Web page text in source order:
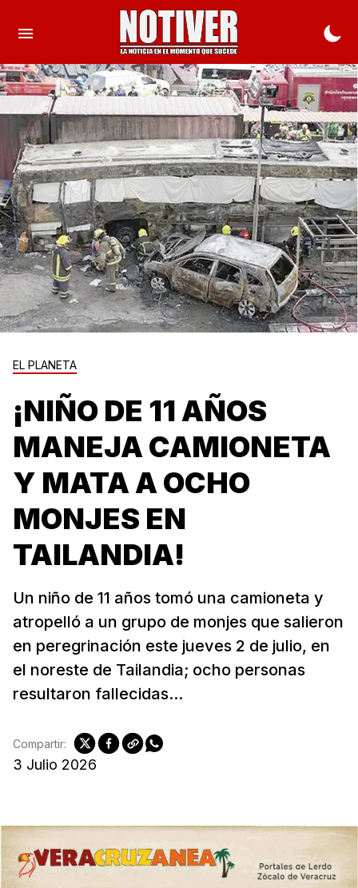
EL PLANETA
¡NIÑO DE 11 AÑOS
MANEJA CAMIONETA
Y MATA A OCHO
MONJES EN
TAILANDIA!
Un niño de 11 años tomó una camioneta y
atropelló a un grupo de monjes que salieron
en peregrinación este jueves 2 de julio, en
el noreste de Tailandia; ocho personas
resultaron fallecidas...
3 Julio 2026
Compartir: